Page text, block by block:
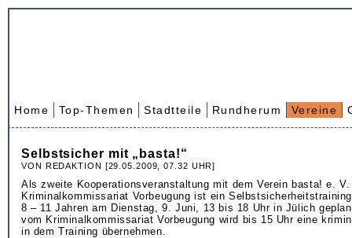
Home Top-Themen Stadtteile Rundherum Vereine
Selbstsicher mit „basta!“
VON REDAKTION [29.05.2009, 07.32 UHR]
Als zweite Kooperationsveranstaltung mit dem Verein basta! e. V.
Kriminalkommissariat Vorbeugung ist ein
8 – 11 Jahren am Dienstag, 9. Juni, 13 bis 18 Uhr in Jülich
vom Kriminalkommissariat Vorbeugung wird bis 15 Uhr eine
in dem Training übernehmen.